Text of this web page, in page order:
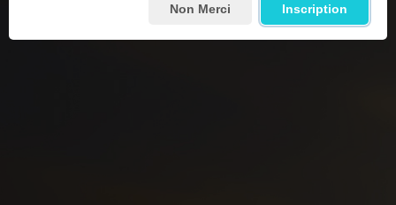
Non Merci Inscription